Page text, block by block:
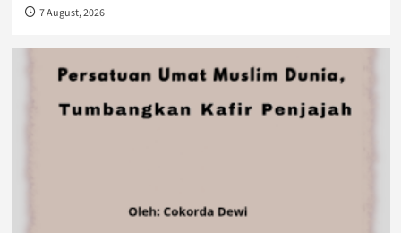
7 August, 2026